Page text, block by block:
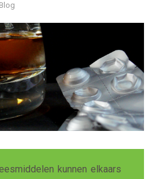
Blog
kunnen elkaars